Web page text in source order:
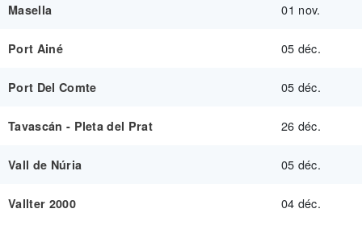
Masella 01 nov.
Port Ainé 05 déc.
Port Del Comte 05 déc.
Tavascán - Pleta del Prat 26 déc.
Vall de Núria 05 déc.
Vallter 2000 04 déc.